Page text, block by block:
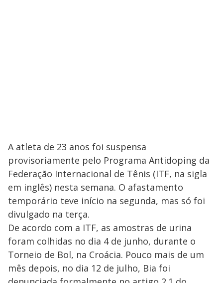
A atleta de 23 anos foi suspensa
provisoriamente pelo Programa Antidoping da
Federação Internacional de Tênis (ITF, na sigla
em inglês) nesta semana. O afastamento
temporário teve início na segunda, mas só foi
divulgado na terça.
De acordo com a ITF, as amostras de urina
foram colhidas no dia 4 de junho, durante o
Torneio de Bol, na Croácia. Pouco mais de um
mês depois, no dia 12 de julho, Bia foi